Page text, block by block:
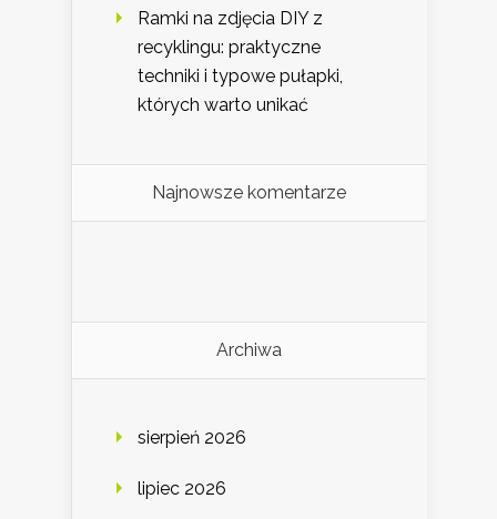
Ramki na zdjęcia DIY z
recyklingu: praktyczne
techniki i typowe pułapki,
których warto unikać
Najnowsze komentarze
Archiwa
sierpień 2026
lipiec 2026